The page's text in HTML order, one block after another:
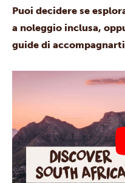
Puoi decidere se
a noleggio inclusa,
guide di